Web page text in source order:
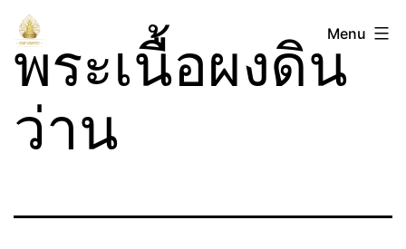
content
ตลาด
พระ
Menu
พระเนื้อผงดิน
ว่าน